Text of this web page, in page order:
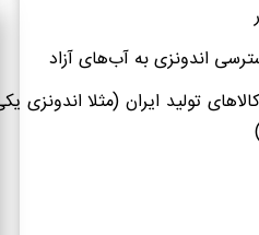
اندونزی به آب‌های آزاد
تولید ایران (مثلا اندونزی